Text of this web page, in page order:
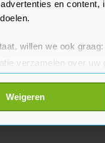
en
willen we ook graag:
verzamelen over
identificeren door
hoe uw persoonlijke
elk moment wijzigen
Weigeren